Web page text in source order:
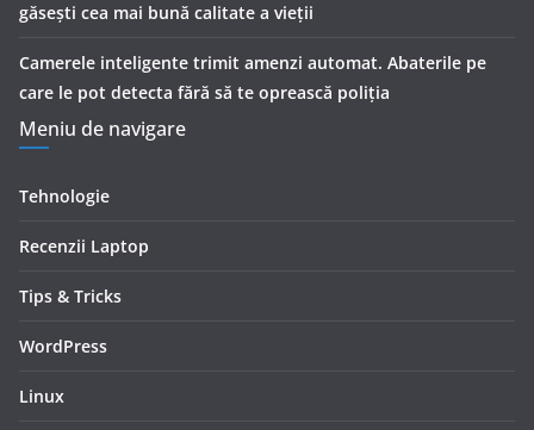
găsești cea mai bună calitate a vieții
Camerele inteligente trimit amenzi automat. Abaterile pe
care le pot detecta fără să te oprească poliția
Meniu de navigare
Tehnologie
Recenzii Laptop
Tips & Tricks
WordPress
Linux